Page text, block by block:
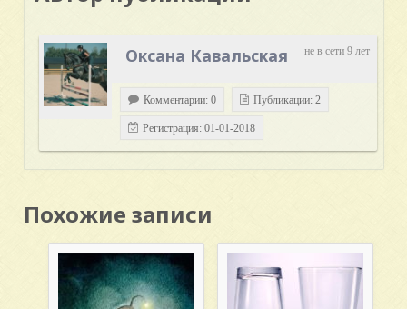
не в сети 9 лет
Оксана Кавальская
Комментарии: 0 Публикации: 2
Регистрация: 01-01-2018
Похожие записи